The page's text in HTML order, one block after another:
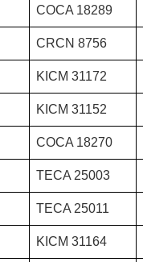
COCA 18289
CRCN 8756
KICM 31172
KICM 31152
COCA 18270
TECA 25003
TECA 25011
KICM 31164